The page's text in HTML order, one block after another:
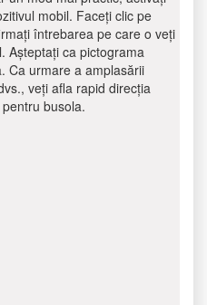
mobil. Faceți clic pe
întrebarea pe care o veți
Așteptați ca pictograma
Ca urmare a amplasării
veți afla rapid direcția
busola.